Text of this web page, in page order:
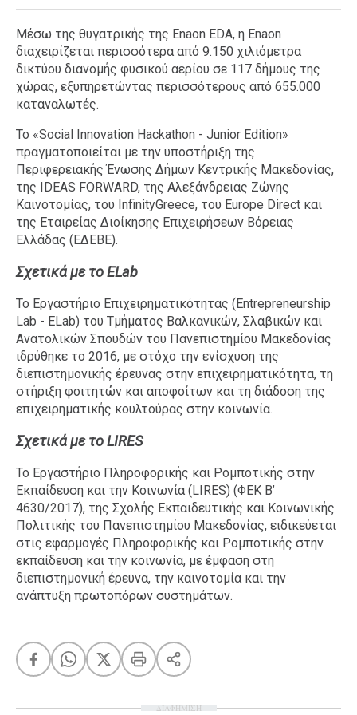
Μέσω της θυγατρικής της Enaon EDA, η Enaon
διαχειρίζεται περισσότερα από 9.150 χιλιόμετρα
δικτύου διανομής φυσικού αερίου σε 117 δήμους της
χώρας, εξυπηρετώντας περισσότερους από 655.000
καταναλωτές.
Το «Social Innovation Hackathon - Junior Edition»
πραγματοποιείται με την υποστήριξη της
Περιφερειακής Ένωσης Δήμων Κεντρικής Μακεδονίας,
της IDEAS FORWARD, της Αλεξάνδρειας Ζώνης
Καινοτομίας, του InfinityGreece, του Europe Direct και
της Εταιρείας Διοίκησης Επιχειρήσεων Βόρειας
Ελλάδας (ΕΔΕΒΕ).
Σχετικά με το ELab
Το Εργαστήριο Επιχειρηματικότητας (Entrepreneurship
Lab - ELab) του Τμήματος Βαλκανικών, Σλαβικών και
Ανατολικών Σπουδών του Πανεπιστημίου Μακεδονίας
ιδρύθηκε το 2016, με στόχο την ενίσχυση της
διεπιστημονικής έρευνας στην επιχειρηματικότητα, τη
στήριξη φοιτητών και αποφοίτων και τη διάδοση της
επιχειρηματικής κουλτούρας στην κοινωνία.
Σχετικά με το LIRES
Το Εργαστήριο Πληροφορικής και Ρομποτικής στην
Εκπαίδευση και την Κοινωνία (LIRES) (ΦΕΚ Β’
4630/2017), της Σχολής Εκπαιδευτικής και Κοινωνικής
Πολιτικής του Πανεπιστημίου Μακεδονίας, ειδικεύεται
στις εφαρμογές Πληροφορικής και Ρομποτικής στην
εκπαίδευση και την κοινωνία, με έμφαση στη
διεπιστημονική έρευνα, την καινοτομία και την
ανάπτυξη πρωτοπόρων συστημάτων.
ΔΙΑΦΗΜΙΣΗ